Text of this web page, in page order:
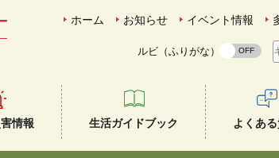
ホーム お知らせ イベント情報
ルビ（ふりがな）
情報 生活ガイドブック よくあ